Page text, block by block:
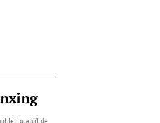
gratuït de